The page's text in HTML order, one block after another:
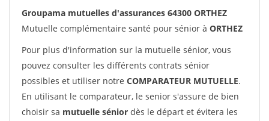
Groupama mutuelles d'assurances 64300 ORTHEZ
Mutuelle complémentaire santé pour sénior à ORTHEZ
Pour plus d'information sur la mutuelle sénior, vous
pouvez consulter les différents contrats sénior
possibles et utiliser notre COMPARATEUR MUTUELLE.
En utilisant le comparateur, le senior s'assure de bien
choisir sa mutuelle sénior dès le départ et évitera les